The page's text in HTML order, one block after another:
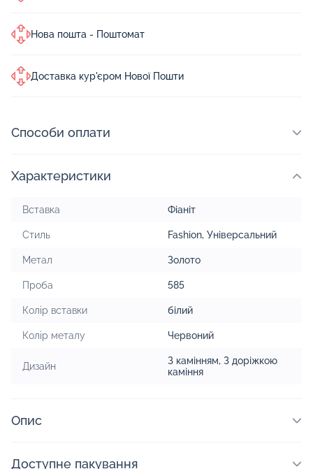
Нова пошта - Поштомат
Доставка кур'єром Нової Пошти
Способи оплати
Характеристики
Вставка Фіаніт
Стиль Fashion, Універсальний
Метал Золото
Проба 585
Колір вставки білий
Колір металу Червоний
Дизайн З камінням, З доріжкою
каміння
Опис
Доступне пакування